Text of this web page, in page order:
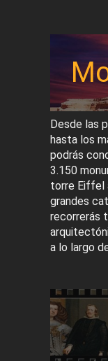
Desde las
hasta los
podrás
3.150
torre Eiffel
grandes
recorrerás
a lo largo